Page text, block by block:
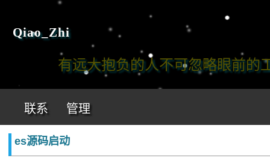
Qiao_Zhi
有远大抱负的人不可忽略眼前的工
联系 管理
es源码启动